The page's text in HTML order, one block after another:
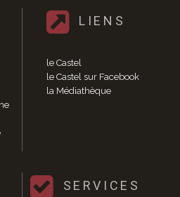
LIENS
le Castel
le Castel sur Facebook
la Médiathèque
SERVICES